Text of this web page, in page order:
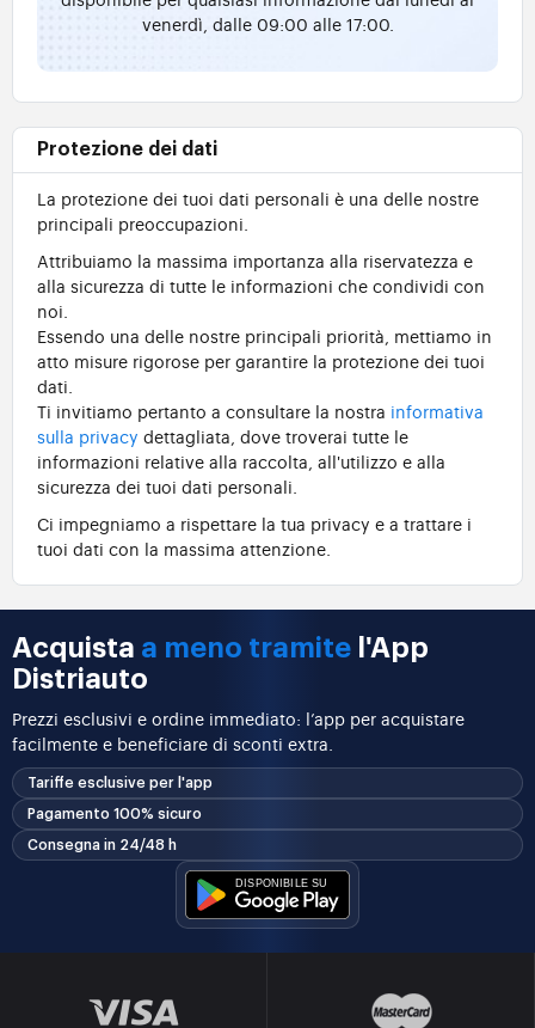
venerdì, dalle 09:00 alle 17:00.
Protezione dei dati
La protezione dei tuoi dati personali è una delle nostre
principali preoccupazioni.
Attribuiamo la massima importanza alla riservatezza e
alla sicurezza di tutte le informazioni che condividi con
noi.
Essendo una delle nostre principali priorità, mettiamo in
atto misure rigorose per garantire la protezione dei tuoi
dati.
Ti invitiamo pertanto a consultare la nostra informativa
sulla privacy dettagliata, dove troverai tutte le
informazioni relative alla raccolta, all'utilizzo e alla
sicurezza dei tuoi dati personali.
Ci impegniamo a rispettare la tua privacy e a trattare i
tuoi dati con la massima attenzione.
Acquista a meno tramite l'App
Distriauto
Prezzi esclusivi e ordine immediato: l’app per acquistare
facilmente e beneficiare di sconti extra.
Tariffe esclusive per l'app
Pagamento 100% sicuro
Consegna in 24/48 h